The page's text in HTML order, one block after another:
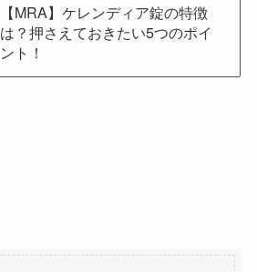
【MRA】ケレンディア錠の特徴
は？押さえておきたい5つのポイ
ント！